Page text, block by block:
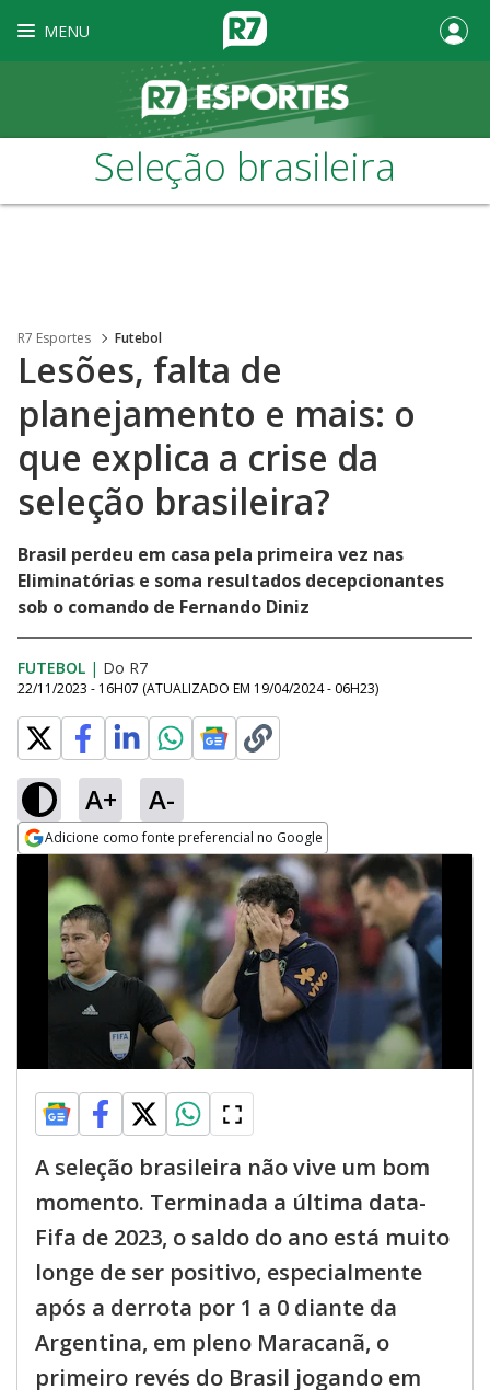
MENU
Seleção brasileira
R7 Esportes Futebol
Lesões, falta de
planejamento e mais: o
que explica a crise da
seleção brasileira?
Brasil perdeu em casa pela primeira vez nas
Eliminatórias e soma resultados decepcionantes
sob o comando de Fernando Diniz
FUTEBOL | Do R7
22/11/2023 - 16H07 (ATUALIZADO EM 19/04/2024 - 06H23)
A+ A-
Adicione como fonte preferencial no Google
Opens in new window
A seleção brasileira não vive um bom
momento. Terminada a última data-
Fifa de 2023, o saldo do ano está muito
longe de ser positivo, especialmente
após a derrota por 1 a 0 diante da
Argentina, em pleno Maracanã, o
primeiro revés do Brasil jogando em